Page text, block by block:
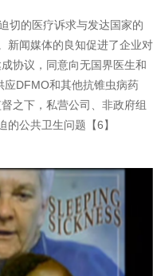
切的医疗诉求与发达国家的
新闻媒体的良知促进了企业对
协议，同意向无国界医生和
DFMO和其他抗锥虫病药
之下，私营公司、非政府组
公共卫生问题【6】